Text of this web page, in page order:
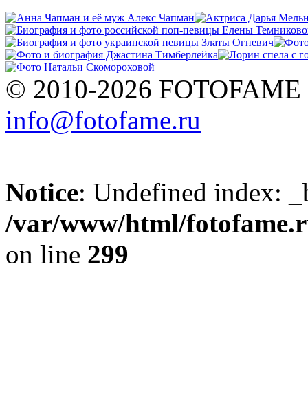
© 2010-2026 FOTOFAME
info@fotofame.ru
Notice: Undefined index:
/var/www/html/
on line 299